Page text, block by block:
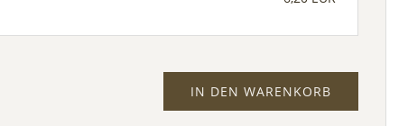
IN DEN WARENKORB